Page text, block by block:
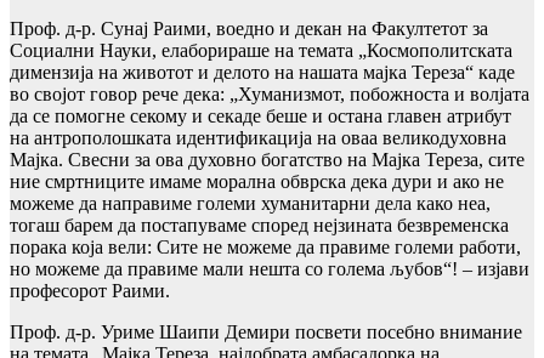
Проф. д-р. Сунај Раими, воедно и декан на Факултетот за
Социални Науки, елаборираше на темата „Космополитската
димензија на животот и делото на нашата мајка Тереза“ каде
во својот говор рече дека: „Хуманизмот, побожноста и волјата
да се помогне секому и секаде беше и остана главен атрибут
на антрополошката идентификација на оваа великодуховна
Мајка. Свесни за ова духовно богатство на Мајка Тереза, сите
ние смртниците имаме морална обврска дека дури и ако не
можеме да направиме големи хуманитарни дела како неа,
тогаш барем да постапуваме според нејзината безвременска
порака која вели: Сите не можеме да правиме големи работи,
но можеме да правиме мали нешта со голема љубов“! – изјави
професорот Раими.
Проф. д-р. Уриме Шаипи Демири посвети посебно внимание
на темата „Мајка Тереза, најдобрата амбасадорка на